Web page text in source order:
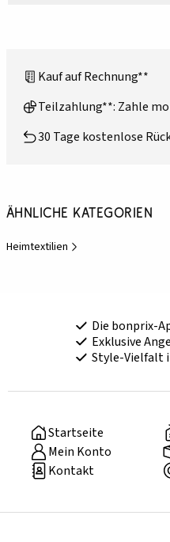
Kauf auf Rechnung**
Teilzahlung**: Zahle
30 Tage kostenlose
Ähnliche Kategorien
Heimtextilien
Die bonprix-
Exklusive
Style-Vielfalt
Startseite
Mein Konto
Kontakt